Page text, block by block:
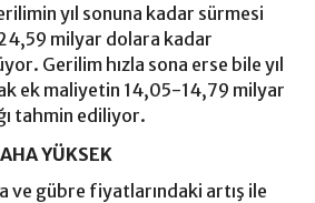
yıl sonuna kadar sürmesi
milyar dolara kadar
Gerilim hızla sona erse bile yıl
ek maliyetin 14,05-14,79 milyar
tahmin ediliyor.
YÜKSEK
ve gübre fiyatlarındaki artış ile